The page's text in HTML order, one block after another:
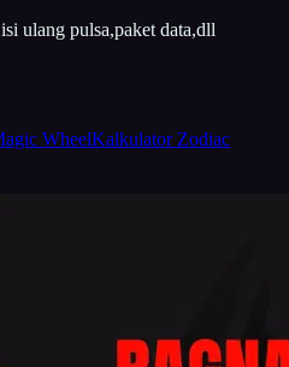
ulang pulsa,paket data,dll
WheelKalkulator Zodiac